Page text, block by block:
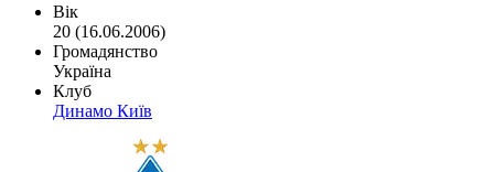
Вік
20 (16.06.2006)
Громадянство
Україна
Клуб
Динамо Київ